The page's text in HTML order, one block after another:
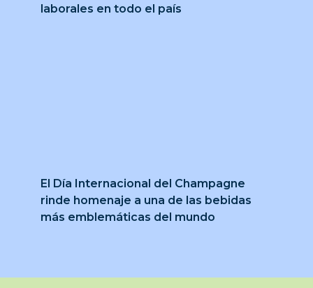
laborales en todo el país
El Día Internacional del Champagne
rinde homenaje a una de las bebidas
más emblemáticas del mundo